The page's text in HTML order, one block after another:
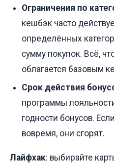
Ограничения по
кешбэк часто
определённых
сумму покупок. Всё,
облагается базовым
Срок действия
программы
годности бонусов.
вовремя, они сгорят.
Лайфхак: выбирайте